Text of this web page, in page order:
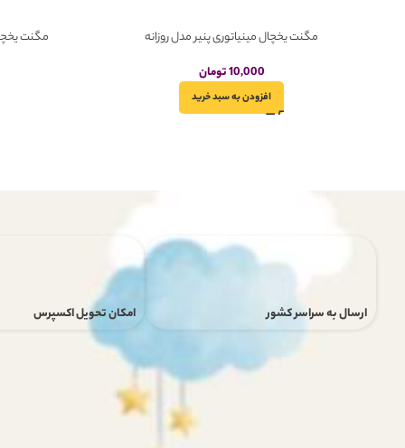
مگنت یخچال مینیاتوری پنیر مدل روزانه
10,000تومان
افزودن به سبد خرید
مگنت
امکان تحویل اکسپرس